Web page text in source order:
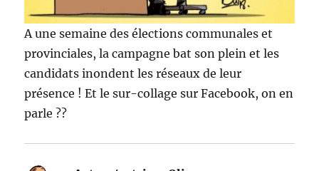
A une semaine des élections communales et
provinciales, la campagne bat son plein et les
candidats inondent les réseaux de leur
présence ! Et le sur-collage sur Facebook, on en
parle ??